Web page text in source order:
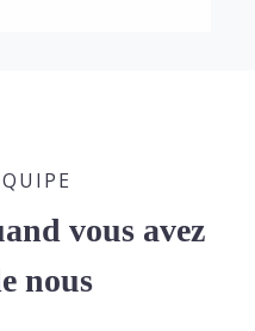
vous avez
nous